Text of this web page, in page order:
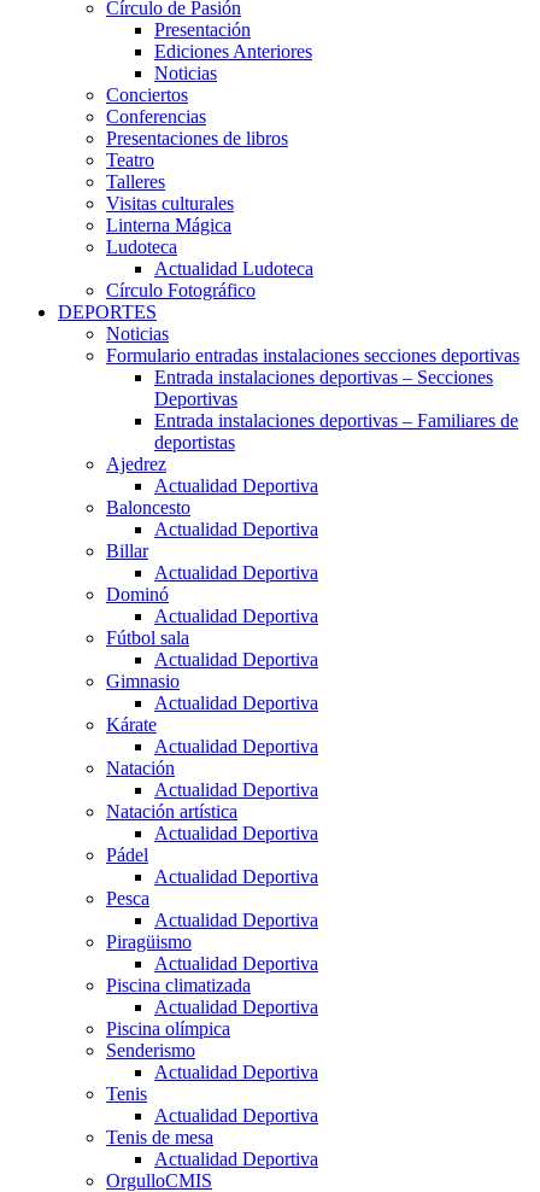
Círculo de Pasión
Presentación
Ediciones Anteriores
Noticias
Conciertos
Conferencias
Presentaciones de libros
Teatro
Talleres
Visitas culturales
Linterna Mágica
Ludoteca
Actualidad Ludoteca
Círculo Fotográfico
DEPORTES
Noticias
Formulario entradas instalaciones secciones deportivas
Entrada instalaciones deportivas – Secciones
Deportivas
Entrada instalaciones deportivas – Familiares de
deportistas
Ajedrez
Actualidad Deportiva
Baloncesto
Actualidad Deportiva
Billar
Actualidad Deportiva
Dominó
Actualidad Deportiva
Fútbol sala
Actualidad Deportiva
Gimnasio
Actualidad Deportiva
Kárate
Actualidad Deportiva
Natación
Actualidad Deportiva
Natación artística
Actualidad Deportiva
Pádel
Actualidad Deportiva
Pesca
Actualidad Deportiva
Piragüismo
Actualidad Deportiva
Piscina climatizada
Actualidad Deportiva
Piscina olímpica
Senderismo
Actualidad Deportiva
Tenis
Actualidad Deportiva
Tenis de mesa
Actualidad Deportiva
OrgulloCMIS